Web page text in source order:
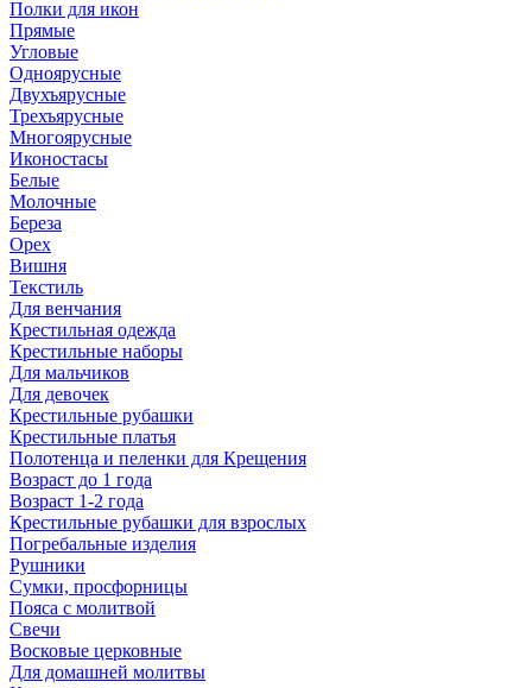
Полки для икон
Прямые
Угловые
Одноярусные
Двухъярусные
Трехъярусные
Многоярусные
Иконостасы
Белые
Молочные
Береза
Орех
Вишня
Текстиль
Для венчания
Крестильная одежда
Крестильные наборы
Для мальчиков
Для девочек
Крестильные рубашки
Крестильные платья
Полотенца и пеленки для Крещения
Возраст до 1 года
Возраст 1-2 года
Крестильные рубашки для взрослых
Погребальные изделия
Рушники
Сумки, просфорницы
Пояса с молитвой
Свечи
Восковые церковные
Для домашней молитвы